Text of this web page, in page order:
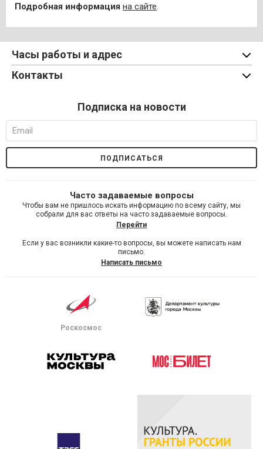
Подробная информация на сайте.
Часы работы и адрес
Контакты
Подписка на новости
Часто задаваемые вопросы
Чтобы вам не пришлось искать информацию по всему сайту, мы
собрали для вас ответы на часто задаваемые вопросы.
Перейти
Если у вас возникли какие-то вопросы, вы можете написать нам
письмо.
Написать письмо
Роскосмос